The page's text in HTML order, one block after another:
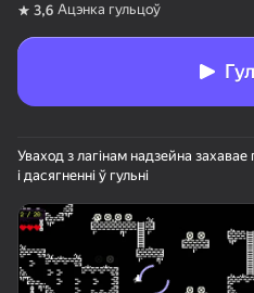
Гульня працуе
3,6 Ацэнка гульцоў
Уваход з лагінам надзейна захавае
і дасягненні ў гульні